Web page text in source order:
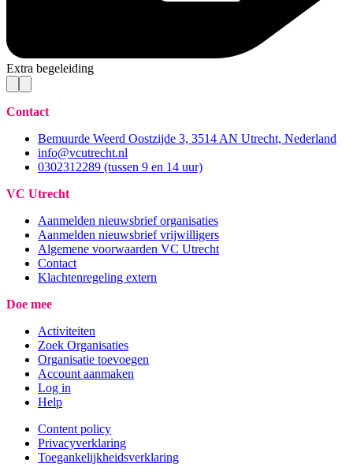
Extra begeleiding
Contact
Bemuurde Weerd Oostzijde 3, 3514 AN Utrecht, Nederland
info@vcutrecht.nl
0302312289 (tussen 9 en 14 uur)
VC Utrecht
Aanmelden nieuwsbrief organisaties
Aanmelden nieuwsbrief vrijwilligers
Algemene voorwaarden VC Utrecht
Contact
Klachtenregeling extern
Doe mee
Activiteiten
Zoek Organisaties
Organisatie toevoegen
Account aanmaken
Log in
Help
Content policy
Privacyverklaring
Toegankelijkheidsverklaring